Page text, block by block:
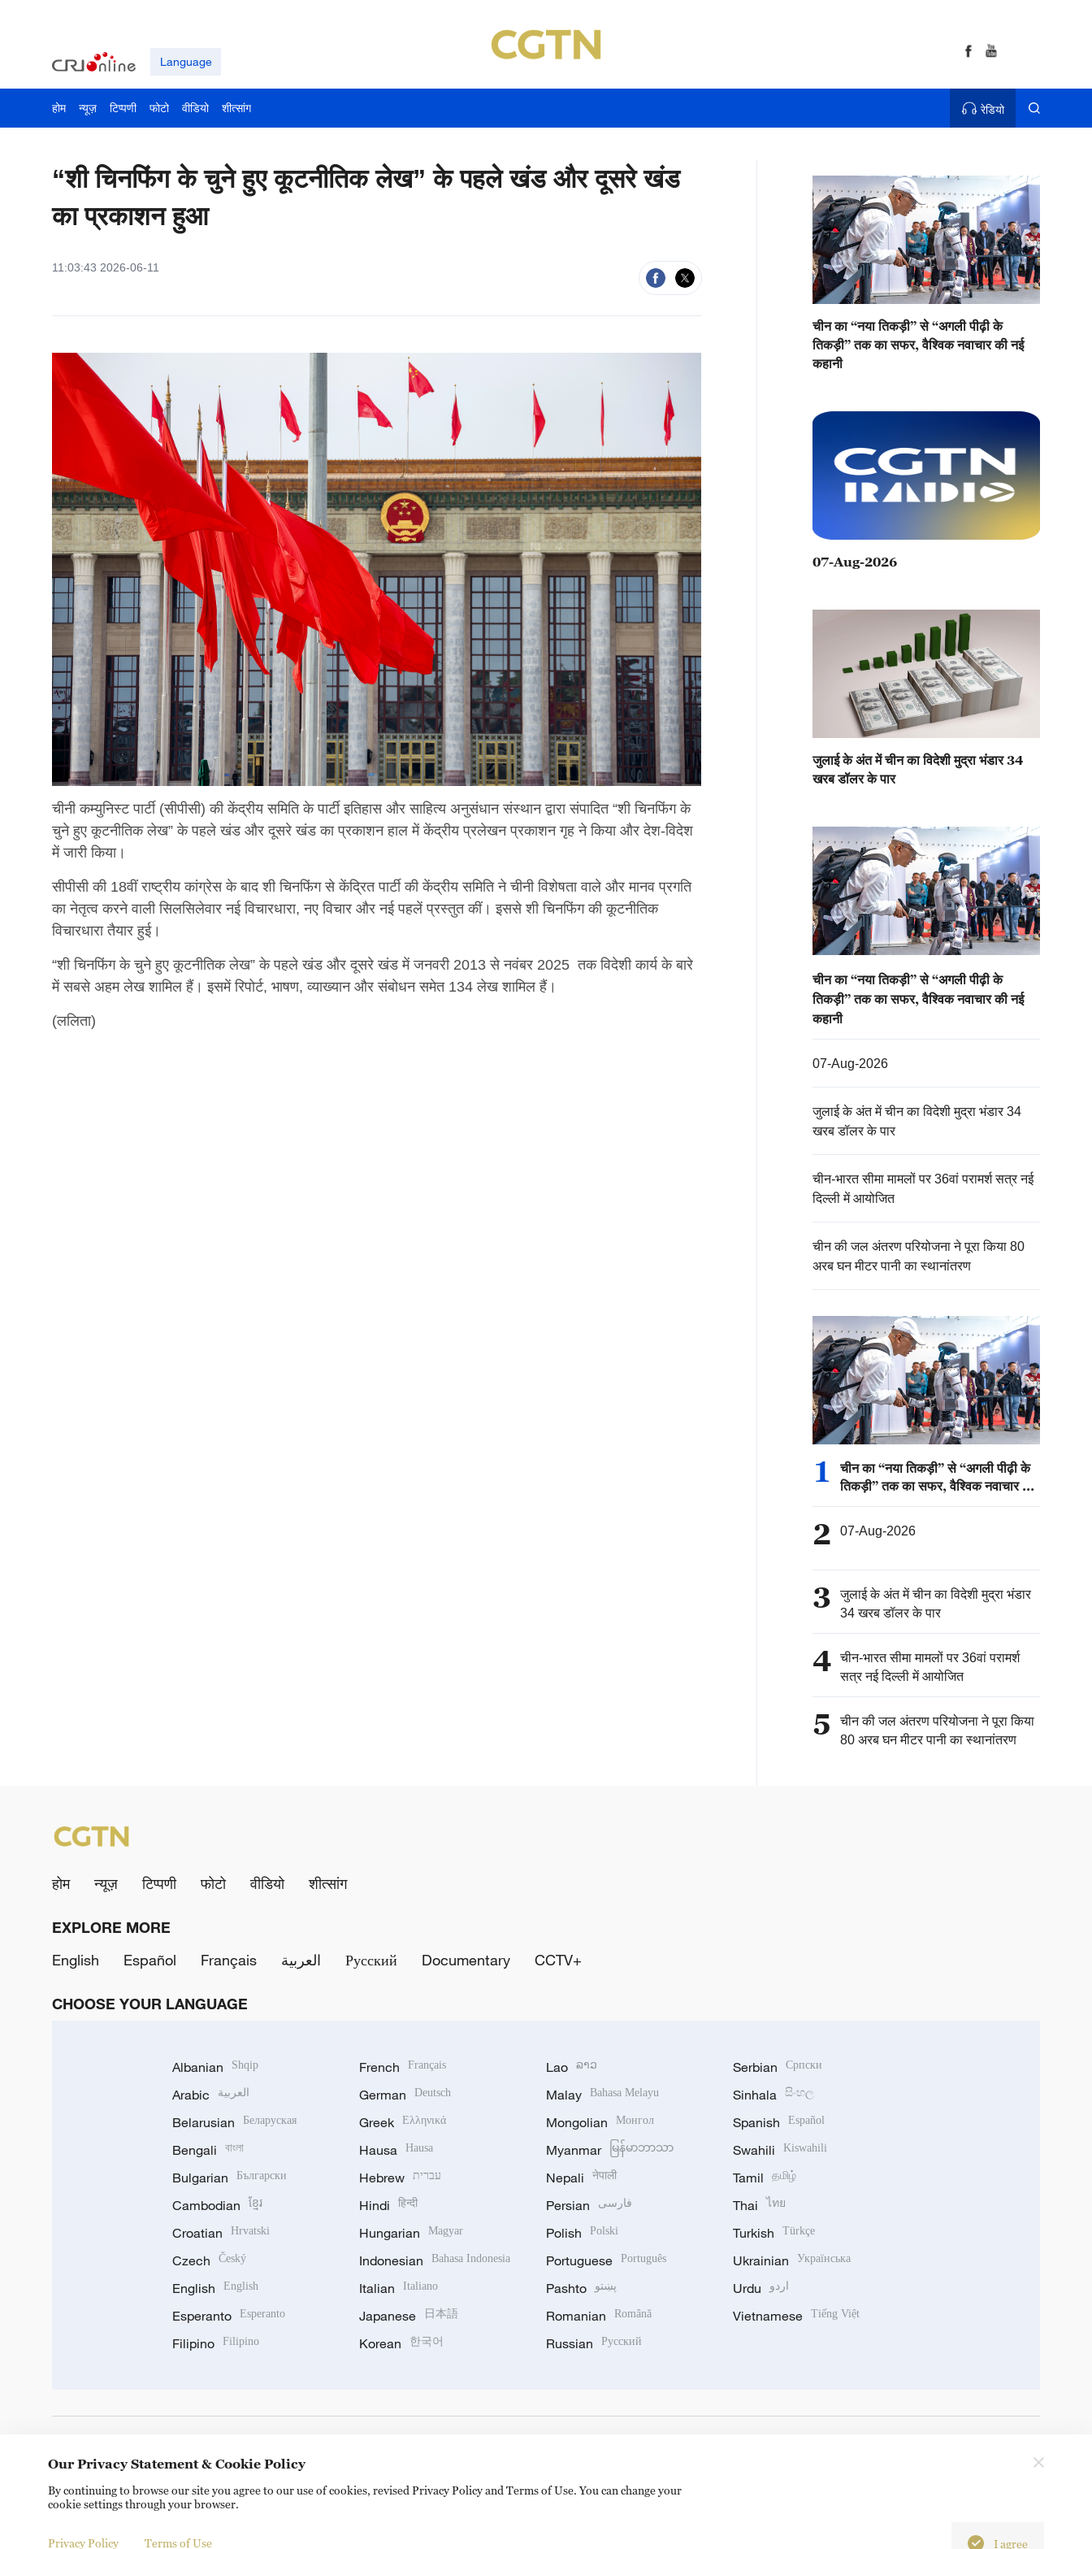
Language
होम न्यूज़ टिप्पणी फोटो वीडियो शीत्सांग रेडियो
“शी चिनफिंग के चुने हुए कूटनीतिक लेख” के पहले खंड और दूसरे खंड
का प्रकाशन हुआ
11:03:43 2026-06-11
चीनी कम्युनिस्ट पार्टी (सीपीसी) की केंद्रीय समिति के पार्टी इतिहास और साहित्य अनुसंधान संस्थान द्वारा संपादित “शी चिनफिंग के
चुने हुए कूटनीतिक लेख” के पहले खंड और दूसरे खंड का प्रकाशन हाल में केंद्रीय प्रलेखन प्रकाशन गृह ने किया और देश-विदेश
में जारी किया।
सीपीसी की 18वीं राष्ट्रीय कांग्रेस के बाद शी चिनफिंग से केंद्रित पार्टी की केंद्रीय समिति ने चीनी विशेषता वाले और मानव प्रगति
का नेतृत्व करने वाली सिलसिलेवार नई विचारधारा, नए विचार और नई पहलें प्रस्तुत कीं। इससे शी चिनफिंग की कूटनीतिक
विचारधारा तैयार हुई।
“शी चिनफिंग के चुने हुए कूटनीतिक लेख” के पहले खंड और दूसरे खंड में जनवरी 2013 से नवंबर 2025 तक विदेशी कार्य के बारे
में सबसे अहम लेख शामिल हैं। इसमें रिपोर्ट, भाषण, व्याख्यान और संबोधन समेत 134 लेख शामिल हैं।
(ललिता)
चीन का “नया तिकड़ी” से “अगली पीढ़ी के
तिकड़ी” तक का सफर, वैश्विक नवाचार की नई
कहानी
07-Aug-2026
जुलाई के अंत में चीन का विदेशी मुद्रा भंडार 34
खरब डॉलर के पार
चीन का “नया तिकड़ी” से “अगली पीढ़ी के
तिकड़ी” तक का सफर, वैश्विक नवाचार की नई
कहानी
07-Aug-2026
जुलाई के अंत में चीन का विदेशी मुद्रा भंडार 34
खरब डॉलर के पार
चीन-भारत सीमा मामलों पर 36वां परामर्श सत्र नई
दिल्ली में आयोजित
चीन की जल अंतरण परियोजना ने पूरा किया 80
अरब घन मीटर पानी का स्थानांतरण
1
चीन का “नया तिकड़ी” से “अगली पीढ़ी के
तिकड़ी” तक का सफर, वैश्विक नवाचार की
नई कहानी
2 07-Aug-2026
3
जुलाई के अंत में चीन का विदेशी मुद्रा भंडार
34 खरब डॉलर के पार
4
चीन-भारत सीमा मामलों पर 36वां परामर्श
सत्र नई दिल्ली में आयोजित
5
चीन की जल अंतरण परियोजना ने पूरा किया
80 अरब घन मीटर पानी का स्थानांतरण
होम न्यूज़ टिप्पणी फोटो वीडियो शीत्सांग
EXPLORE MORE
English
Español Français العربية Русский Documentary CCTV+
CHOOSE YOUR LANGUAGE
Albanian Shqip
Arabic العربية
Belarusian Беларуская
Bengali বাংলা
Bulgarian Български
Cambodian ខ្មែរ
Croatian Hrvatski
Czech Český
English English
Esperanto Esperanto
Filipino Filipino
French Français
German Deutsch
Greek Ελληνικά
Hausa Hausa
Hebrew עברית
Hindi हिन्दी
Hungarian Magyar
Indonesian Bahasa Indonesia
Italian Italiano
Japanese 日本語
Korean 한국어
Lao ລາວ
Malay Bahasa Melayu
Mongolian Монгол
Myanmar မြန်မာဘာသာ
Nepali नेपाली
Persian فارسی
Polish Polski
Portuguese Português
Pashto پښتو
Romanian Română
Russian Русский
Serbian Српски
Sinhala සිංහල
Spanish Español
Swahili Kiswahili
Tamil தமிழ்
Thai ไทย
Turkish Türkçe
Ukrainian Українська
Urdu اردو
Vietnamese Tiếng Việt
Our Privacy Statement & Cookie Policy
By continuing to browse our site you agree to our use of cookies, revised Privacy Policy and Terms of Use. You can change your
cookie settings through your browser.
Privacy Policy Terms of Use I agree